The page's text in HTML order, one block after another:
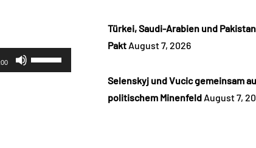
Pfeiltasten
Hoch/Runter
Türkei, Saudi-Arabien und
Pakt August 7, 2026
Selenskyj und Vucic gemeinsam
politischem Minenfeld August 7,